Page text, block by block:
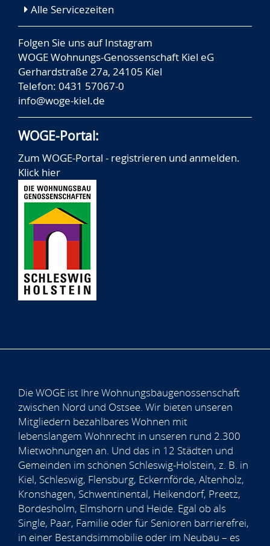
Alle Servicezeiten
Folgen Sie uns aufInstagram
WOGE Wohnungs-Genossenschaft Kiel eG
Gerhardstraße 27a, 24105 Kiel
Telefon: 0431 57067-0
info@woge-kiel.de
WOGE-Portal:
Zum WOGE-Portal - registrieren und anmelden.
Klick hier
Die WOGE ist Ihre Wohnungsbaugenossenschaft
zwischen Nord und Ostsee. Wir bieten unseren
Mitgliedern bezahlbares Wohnen mit
lebenslangem Wohnrecht in unseren rund 2.300
Mietwohnungen an. Und das in 12 Städten und
Gemeinden im schönen Schleswig-Holstein, z. B. in
Kiel, Schleswig, Flensburg, Eckernförde, Altenholz,
Kronshagen, Schwentinental, Heikendorf, Preetz,
Bordesholm, Elmshorn und Heide. Egal ob als
Single, Paar, Familie oder für Senioren barrierefrei,
in einer Bestandsimmobilie oder im Neubau – es